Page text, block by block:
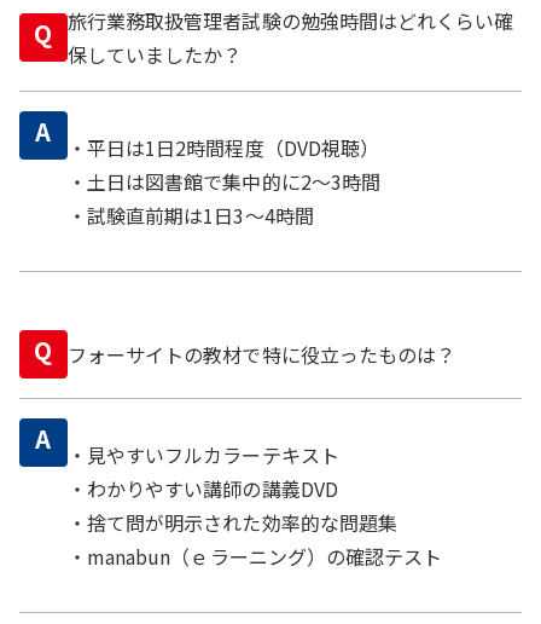
Q 旅行業務取扱管理者試験の勉強時間はどれくらい確
保していましたか？
A
・平日は1日2時間程度（DVD視聴）
・土日は図書館で集中的に2〜3時間
・試験直前期は1日3〜4時間
Q フォーサイトの教材で特に役立ったものは？
A
・見やすいフルカラーテキスト
・わかりやすい講師の講義DVD
・捨て問が明示された効率的な問題集
・manabun（ｅラーニング）の確認テスト